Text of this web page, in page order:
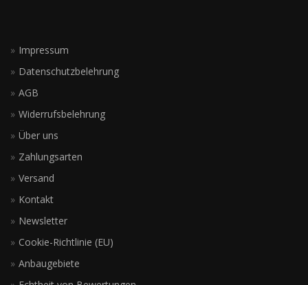
Impressum
Datenschutzbelehrung
AGB
Widerrufsbelehrung
Über uns
Zahlungsarten
Versand
Kontakt
Newsletter
Cookie-Richtlinie (EU)
Anbaugebiete